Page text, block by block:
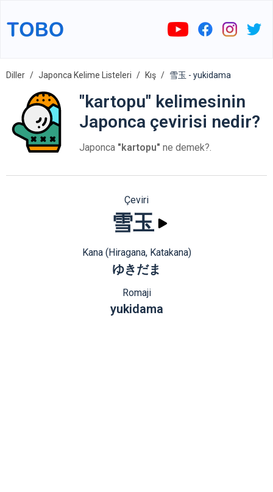
Diller Japonca Kelime Listeleri Kış 雪玉 - yukidama
"kartopu" kelimesinin
Japonca çevirisi nedir?
Japonca "kartopu" ne demek?.
Çeviri
雪玉
Kana (Hiragana, Katakana)
ゆきだま
Romaji
yukidama